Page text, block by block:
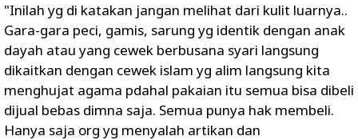
"Inilah yg di katakan jangan melihat dari kulit luarnya..
Gara-gara peci, gamis, sarung yg identik dengan anak
dayah atau yang cewek berbusana syari langsung
dikaitkan dengan cewek islam yg alim langsung kita
menghujat agama pdahal pakaian itu semua bisa dibeli
dijual bebas dimna saja. Semua punya hak membeli.
Hanya saja org yg menyalah artikan dan